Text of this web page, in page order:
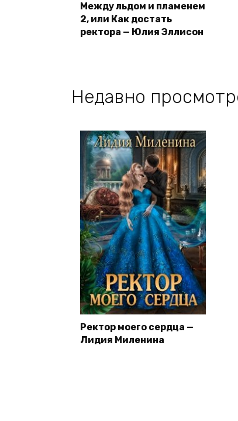
Между льдом и пламенем
2, или Как достать
ректора — Юлия Эллисон
Недавно
Ректор моего сердца —
Лидия Миленина